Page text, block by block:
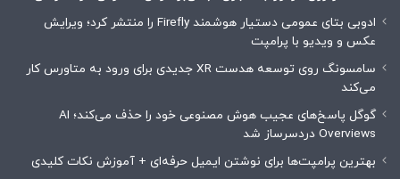
ادوبی بتای عمومی دستیار هوشمند Firefly را منتشر کرد؛ ویرایش
عکس و ویدیو با پرامپت
سامسونگ روی توسعه هدست XR جدیدی برای ورود به متاورس کار
می‌کند
گوگل پاسخ‌های عجیب هوش مصنوعی خود را حذف می‌کند؛ AI
Overviews دردسرساز شد
بهترین پرامپت‌ها برای نوشتن ایمیل حرفه‌ای + آموزش نکات کلیدی